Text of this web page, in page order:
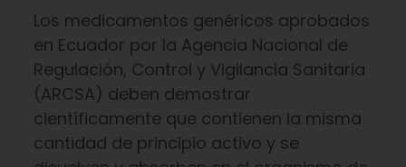
Los medicamentos genéricos aprobados
en Ecuador por la Agencia Nacional de
Regulación, Control y Vigilancia Sanitaria
(ARCSA) deben demostrar
científicamente que contienen la misma
cantidad de principio activo y se